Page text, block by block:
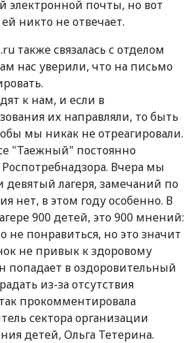
электронной почты, но вот
никто не отвечает.
также связалась с отделом
нас уверили, что на письмо
к нам, и если в
их направляли, то быть
мы никак не отреагировали.
"Таежный" постоянно
Вчера мы
девятый лагеря, замечаний по
нет, в этом году особенно. В
900 детей, это 900 мнений:
не понравиться, но это значит
не привык к здоровому
попадает в оздоровительный
из-за отсутствия
прокомментировала
сектора организации
детей, Ольга Тетерина.